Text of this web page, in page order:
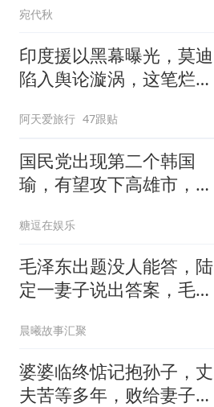
宛代秋
印度援以黑幕曝光，莫迪
陷入舆论漩涡，这笔烂账
阿天爱旅行 47跟贴
国民党出现第二个韩国
瑜，有望攻下高雄市，吴
糖逗在娱乐
毛泽东出题没人能答，陆
定一妻子说出答案，毛主
晨曦故事汇聚
婆婆临终惦记抱孙子，丈
夫苦等多年，败给妻子的